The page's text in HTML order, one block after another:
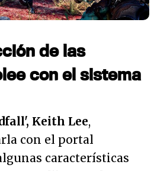
de las
con el sistema
Keith Lee,
con el portal
características